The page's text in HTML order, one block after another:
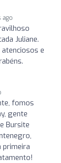
ago
Juliane.
e
fomos
gente
Bursite
primeira